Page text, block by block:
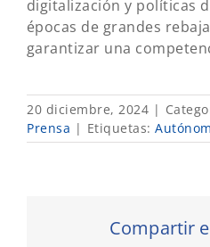
digitalización y políticas
épocas de grandes
garantizar una
20 diciembre, 2024 |
Prensa | Etiquetas:
Compartir